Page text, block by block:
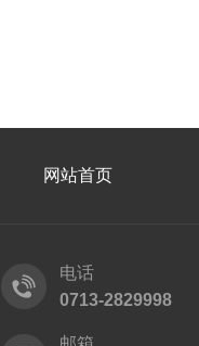
网站首页
电话
0713-2829998